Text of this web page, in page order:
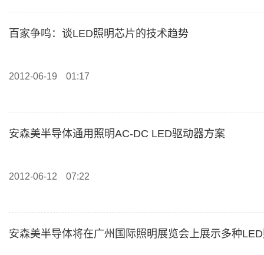
百家争鸣：谈LED照明芯片的技术趋势
2012-06-19 01:17
安森美半导体通用照明AC-DC LED驱动器方案
2012-06-12 07:22
安森美半导体将在广州国际照明展览会上展示多种